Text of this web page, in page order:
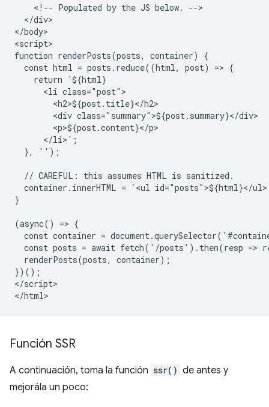
    <!-- Populated by the JS below. -->
  </div>
</body>
<script>
function renderPosts(posts, container) {
  const html = posts.reduce((html, post) => {
    return `${html}
      <li class="post">
        <h2>${post.title}</h2>
        <div class="summary">${post.summary}</div>
        <p>${post.content}</p>
      </li>`;
  }, '');
  // CAREFUL: this assumes HTML is sanitized.
container.innerHTML = `<ul id="posts">${html}</
}
(async() => {
const container =
const posts = await fetch('/posts').then(resp =>
  renderPosts(posts, container);
})();
</script>
Función SSR
A continuación, toma la función ssr() de antes y
mejorála un poco: